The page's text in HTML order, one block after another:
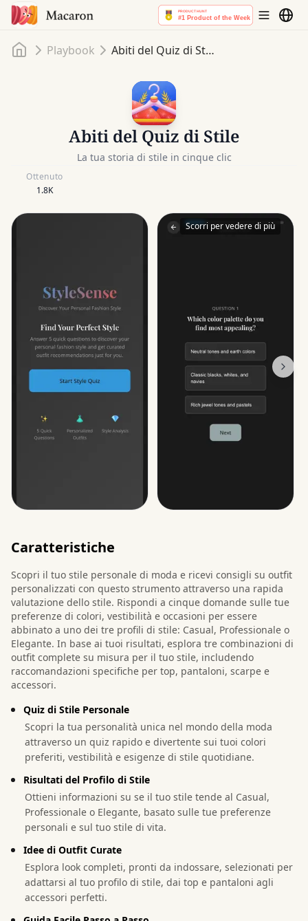
HomePlaybook Abiti del Quiz di Stile
Abiti del Quiz di Stile
La tua storia di stile in cinque clic
Ottenuto
1.8K
Scorri per vedere di più
Caratteristiche
Scopri il tuo stile personale di moda e ricevi consigli su outfit
personalizzati con questo strumento attraverso una rapida
valutazione dello stile. Rispondi a cinque domande sulle tue
preferenze di colori, vestibilità e occasioni per essere
abbinato a uno dei tre profili di stile: Casual, Professionale o
Elegante. In base ai tuoi risultati, esplora tre combinazioni di
outfit complete su misura per il tuo stile, includendo
raccomandazioni specifiche per top, pantaloni, scarpe e
accessori.
Quiz di Stile Personale
Scopri la tua personalità unica nel mondo della moda
attraverso un quiz rapido e divertente sui tuoi colori
preferiti, vestibilità e esigenze di stile quotidiane.
Risultati del Profilo di Stile
Ottieni informazioni su se il tuo stile tende al Casual,
Professionale o Elegante, basato sulle tue preferenze
personali e sul tuo stile di vita.
Idee di Outfit Curate
Esplora look completi, pronti da indossare, selezionati per
adattarsi al tuo profilo di stile, dai top e pantaloni agli
accessori perfetti.